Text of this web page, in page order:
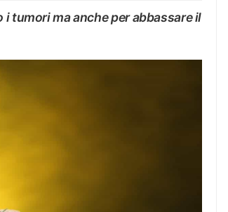
tumori ma anche per abbassare il